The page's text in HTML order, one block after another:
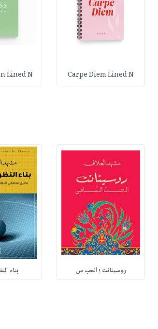
Carpe Diem Lined N
Lined N
روسينانت ؛ الحب س بناء